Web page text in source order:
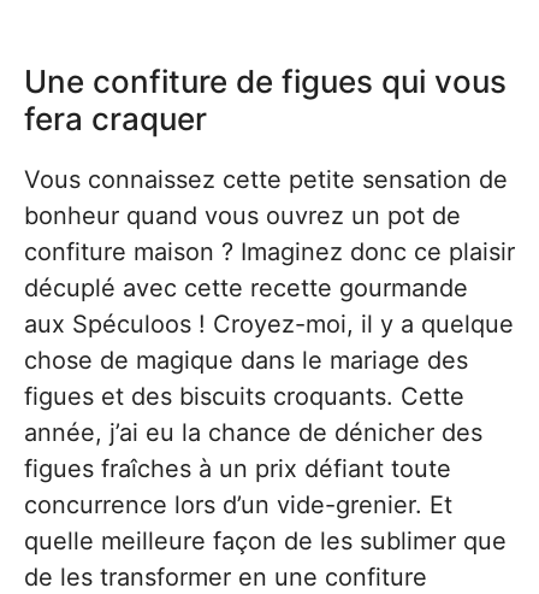
Une confiture de figues qui vous
fera craquer
Vous connaissez cette petite sensation de
bonheur quand vous ouvrez un pot de
confiture maison ? Imaginez donc ce plaisir
décuplé avec cette recette gourmande
aux Spéculoos ! Croyez-moi, il y a quelque
chose de magique dans le mariage des
figues et des biscuits croquants. Cette
année, j’ai eu la chance de dénicher des
figues fraîches à un prix défiant toute
concurrence lors d’un vide-grenier. Et
quelle meilleure façon de les sublimer que
de les transformer en une confiture